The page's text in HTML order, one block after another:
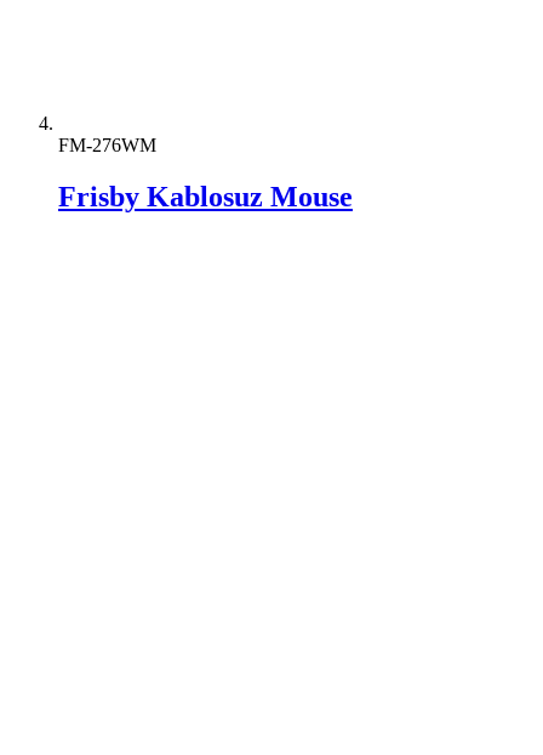
FM-276WM
Frisby Kablosuz Mouse